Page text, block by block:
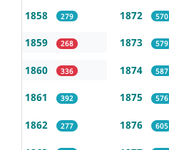
1858 279
1859 268
1860 336
1861 392
1862 277
1872 570
1873 579
1874 587
1875 576
1876 605